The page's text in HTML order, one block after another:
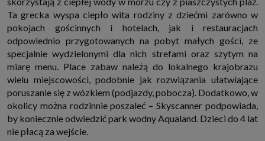
Ta grecka wyspa ciepło wita rodziny z dziećmi zarówno w
pokojach gościnnych i hotelach, jak i restauracjach
odpowiednio przygotowanych na pobyt małych gości, ze
specjalnie wydzielonymi dla nich strefami oraz szytym na
miarę menu. Place zabaw należą do lokalnego krajobrazu
wielu miejscowości, podobnie jak rozwiązania ułatwiające
poruszanie się z wózkiem (podjazdy, pobocza). Dodatkowo, w
okolicy można rodzinnie poszaleć – Skyscanner podpowiada,
by koniecznie odwiedzić park wodny Aqualand. Dzieci do 4 lat
nie płacą za wejście.